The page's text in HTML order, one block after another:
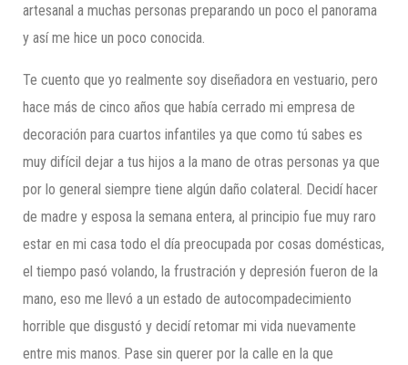
artesanal a muchas personas preparando un poco el panorama
y así me hice un poco conocida.
Te cuento que yo realmente soy diseñadora en vestuario, pero
hace más de cinco años que había cerrado mi empresa de
decoración para cuartos infantiles ya que como tú sabes es
muy difícil dejar a tus hijos a la mano de otras personas ya que
por lo general siempre tiene algún daño colateral. Decidí hacer
de madre y esposa la semana entera, al principio fue muy raro
estar en mi casa todo el día preocupada por cosas domésticas,
el tiempo pasó volando, la frustración y depresión fueron de la
mano, eso me llevó a un estado de autocompadecimiento
horrible que disgustó y decidí retomar mi vida nuevamente
entre mis manos. Pase sin querer por la calle en la que